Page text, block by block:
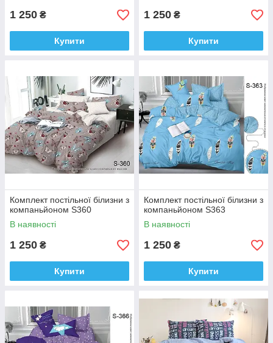
1 250 ₴
Купити
1 250 ₴
Купити
Комплект постільної білизни з
компаньйоном S360
В наявності
1 250 ₴
Купити
Комплект постільної білизни з
компаньйоном S363
В наявності
1 250 ₴
Купити